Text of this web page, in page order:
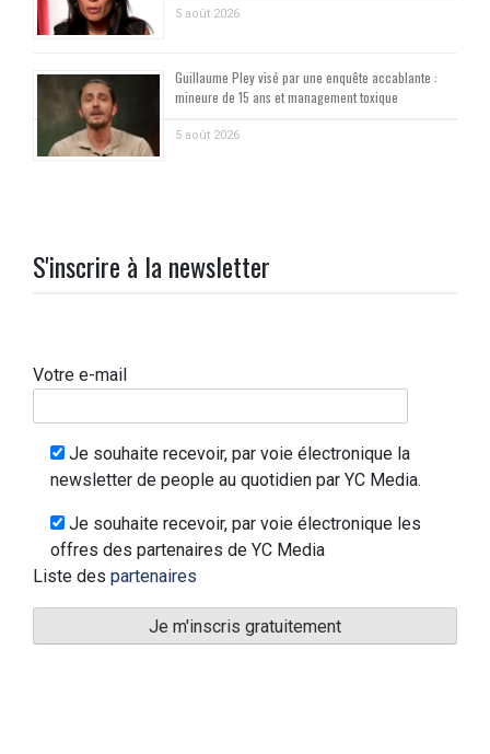
5 août 2026
Guillaume Pley visé par une enquête accablante :
mineure de 15 ans et management toxique
5 août 2026
S'inscrire à la newsletter
Votre e-mail
Je souhaite recevoir, par voie électronique la
newsletter de people au quotidien par YC Media.
Je souhaite recevoir, par voie électronique les
offres des partenaires de YC Media
Liste des partenaires